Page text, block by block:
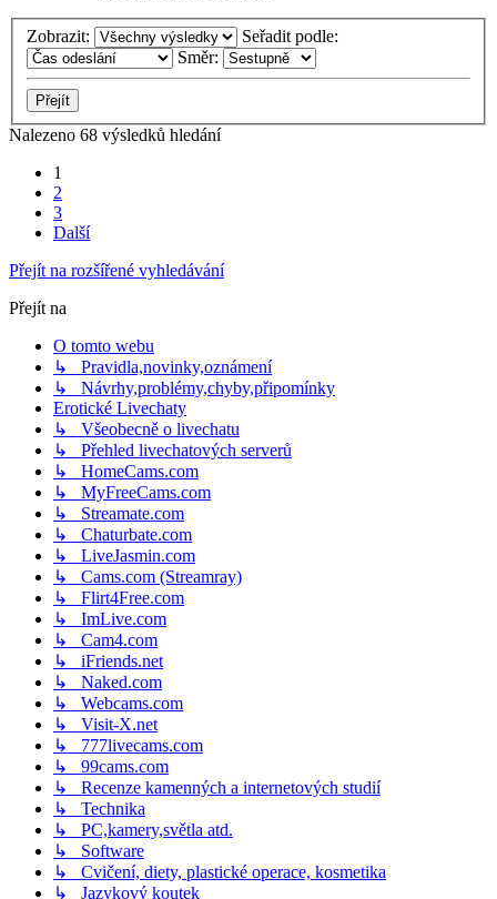
Zobrazit:
Seřadit podle:
Směr:
Nalezeno 68 výsledků hledání
1
2
3
Další
Přejít na rozšířené vyhledávání
Přejít na
O tomto webu
↳ Pravidla,novinky,oznámení
↳ Návrhy,problémy,chyby,připomínky
Erotické Livechaty
↳ Všeobecně o livechatu
↳ Přehled livechatových serverů
↳ HomeCams.com
↳ MyFreeCams.com
↳ Streamate.com
↳ Chaturbate.com
↳ LiveJasmin.com
↳ Cams.com (Streamray)
↳ Flirt4Free.com
↳ ImLive.com
↳ Cam4.com
↳ iFriends.net
↳ Naked.com
↳ Webcams.com
↳ Visit-X.net
↳ 777livecams.com
↳ 99cams.com
↳ Recenze kamenných a internetových studií
↳ Technika
↳ PC,kamery,světla atd.
↳ Software
↳ Cvičení, diety, plastické operace, kosmetika
↳ Jazykový koutek